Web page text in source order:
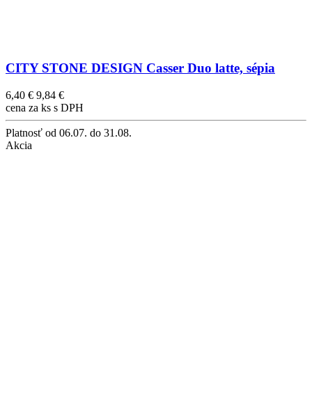
CITY STONE DESIGN Casser Duo latte, sépia
6,40 € 9,84 €
cena za ks s DPH
Platnosť od 06.07. do 31.08.
Akcia